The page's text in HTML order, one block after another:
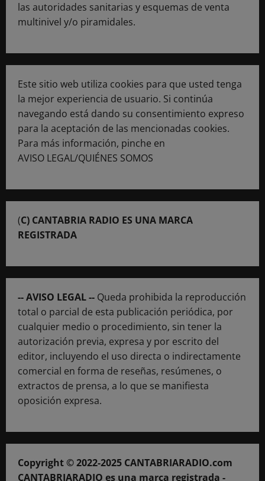
las autoridades sanitarias y esquemas de venta
multinivel y/o piramidales.
Este sitio web utiliza cookies para que usted tenga
la mejor experiencia de usuario. Si continúa
navegando está dando su consentimiento expreso
para la aceptación de las mencionadas cookies.
Para más información, pinche en
AVISO LEGAL/QUIÉNES SOMOS
(C) CANTABRIA RADIO ES UNA MARCA
REGISTRADA
-- AVISO LEGAL -- Queda prohibida la reproducción
total o parcial de esta publicación periódica, por
cualquier medio o procedimiento, sin tener la
autorización previa, expresa y por escrito del
editor, incluyendo el uso directa o indirectamente
comercial en forma de reseñas, resúmenes, o
extractos de prensa, a lo que se manifiesta
oposición expresa.
Copyright © 2022-2025 CANTABRIARADIO.com
CANTABRIARADIO es una marca registrada -